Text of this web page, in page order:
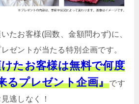
たお客様(回数、金額問わず)に、
ゼントが当たる特別企画です。
たお客様は無料で何度
るプレゼント企画』です
逃しなく！